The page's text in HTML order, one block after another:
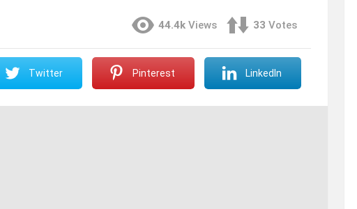
44.4k Views 33 Votes
Twitter Pinterest LinkedIn